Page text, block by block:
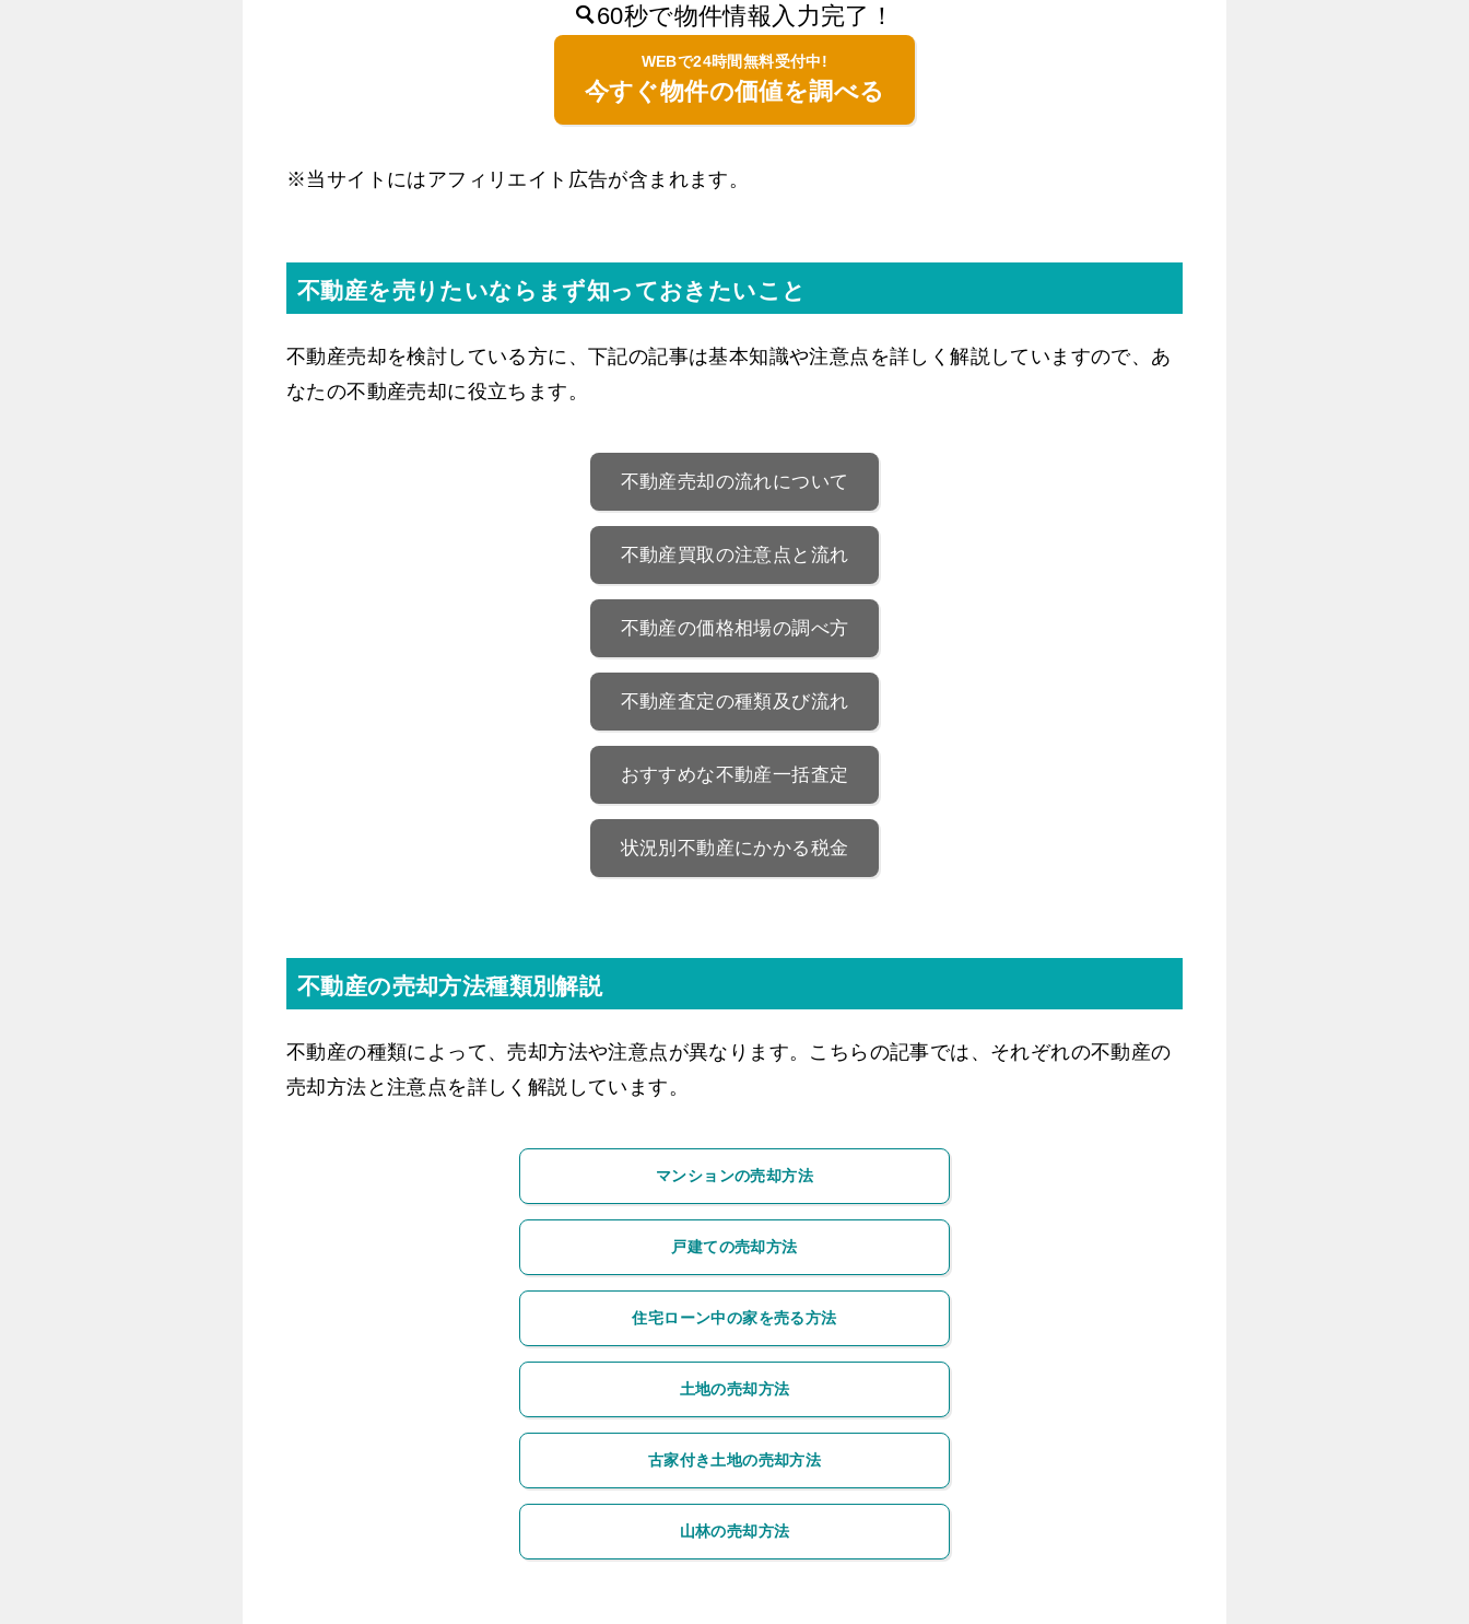
60秒で物件情報入力完了！
WEBで24時間無料受付中!
今すぐ物件の価値を調べる
※当サイトにはアフィリエイト広告が含まれます。
不動産を売りたいならまず知っておきたいこと
不動産売却を検討している方に、下記の記事は基本知識や注意点を詳しく解説していますので、あ
なたの不動産売却に役立ちます。
不動産売却の流れについて
不動産買取の注意点と流れ
不動産の価格相場の調べ方
不動産査定の種類及び流れ
おすすめな不動産一括査定
状況別不動産にかかる税金
不動産の売却方法種類別解説
不動産の種類によって、売却方法や注意点が異なります。こちらの記事では、それぞれの不動産の
売却方法と注意点を詳しく解説しています。
マンションの売却方法
戸建ての売却方法
住宅ローン中の家を売る方法
土地の売却方法
古家付き土地の売却方法
山林の売却方法